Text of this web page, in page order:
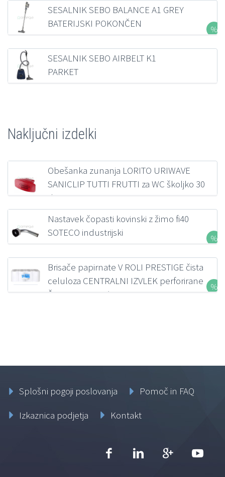
SESALNIK SEBO BALANCE A1 GREY
BATERIJSKI POKONČEN
SESALNIK SEBO AIRBELT K1
PARKET
Naključni izdelki
Obešanka zunanja LORITO URIWAVE
SANICLIP TUTTI FRUTTI za WC školjko 30
dni
Nastavek čopasti kovinski z žimo fi40
SOTECO industrijski
Brisače papirnate V ROLI PRESTIGE čista
celuloza CENTRALNI IZVLEK perforirane
Š22 S50 R13 12/1
Splošni pogoji poslovanja
Pomoč in FAQ
Izkaznica podjetja
Kontakt